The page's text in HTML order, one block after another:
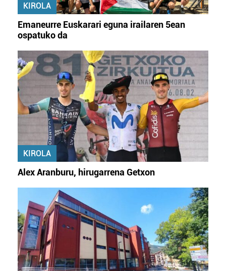
KIROLA
Emaneurre Euskarari eguna irailaren 5ean
ospatuko da
KIROLA
Alex Aranburu, hirugarrena Getxon